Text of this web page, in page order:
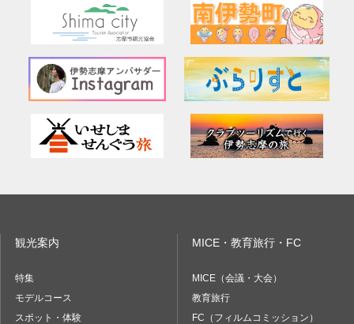
観光案内
特集
モデルコース
スポット・体験
MICE・教育旅行・FC
MICE（会議・大会）
教育旅行
FC（フィルムコミッション）